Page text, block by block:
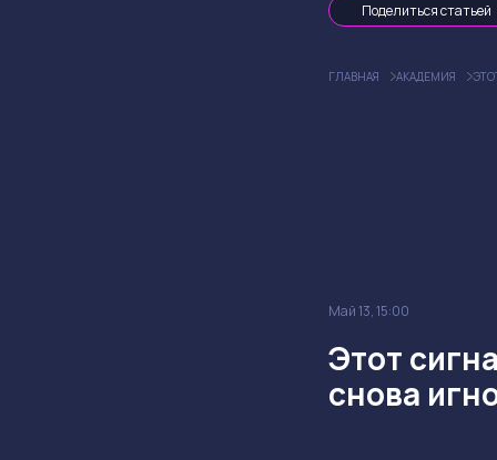
Поделиться статьей
ГЛАВНАЯ АКАДЕМИЯ
Май 13, 15:00
Этот
снова